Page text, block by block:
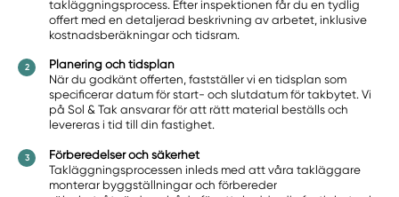
takläggningsprocess. Efter inspektionen får du en tydlig
offert med en detaljerad beskrivning av arbetet, inklusive
kostnadsberäkningar och tidsram.
Planering och tidsplan
När du godkänt offerten, fastställer vi en tidsplan som
specificerar datum för start- och slutdatum för takbytet. Vi
på Sol & Tak ansvarar för att rätt material beställs och
levereras i tid till din fastighet.
Förberedelser och säkerhet
Takläggningsprocessen inleds med att våra takläggare
monterar byggställningar och förbereder